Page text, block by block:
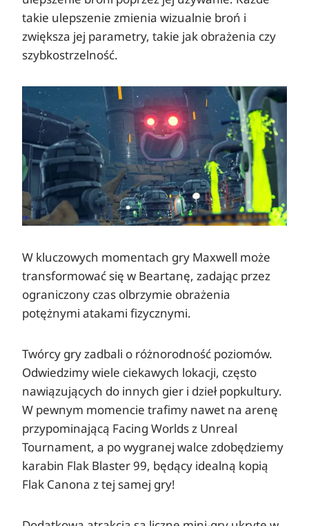
takie ulepszenie zmienia wizualnie broń i
zwiększa jej parametry, takie jak obrażenia czy
szybkostrzelność.
W kluczowych momentach gry Maxwell może
transformować się w Beartanę, zadając przez
ograniczony czas olbrzymie obrażenia
potężnymi atakami fizycznymi.
Twórcy gry zadbali o różnorodność poziomów.
Odwiedzimy wiele ciekawych lokacji, często
nawiązujących do innych gier i dzieł popkultury.
W pewnym momencie trafimy nawet na arenę
przypominającą Facing Worlds z Unreal
Tournament, a po wygranej walce zdobędziemy
karabin Flak Blaster 99, będący idealną kopią
Flak Canona z tej samej gry!